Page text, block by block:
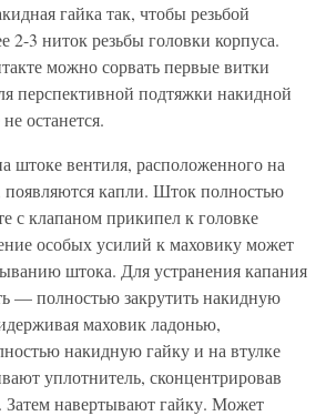
гайка так, чтобы резьбой
2-3 ниток резьбы головки корпуса.
можно сорвать первые витки
перспективной подтяжки накидной
останется.
штоке вентиля, расположенного на
появляются капли. Шток полностью
с клапаном прикипел к головке
особых усилий к маховику может
штока. Для устранения капания
— полностью закрутить накидную
маховик ладонью,
накидную гайку и на втулке
уплотнитель, сконцентрировав
Затем навертывают гайку. Может